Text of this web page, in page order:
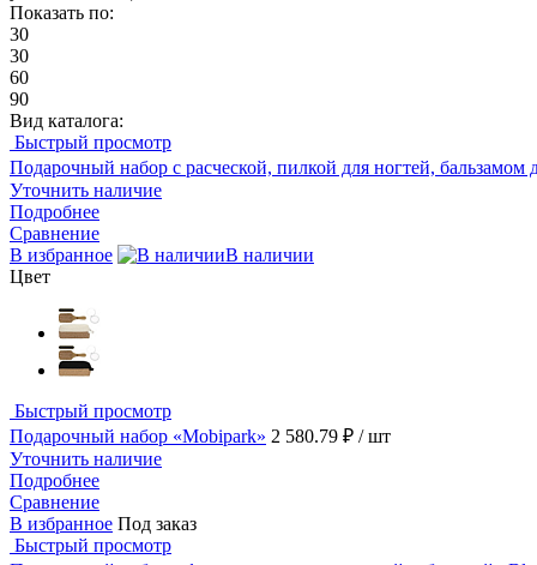
Показать по:
30
30
60
90
Вид каталога:
Быстрый просмотр
Подарочный набор с расческой, пилкой для ногтей, бальзамом
Уточнить наличие
Подробнее
Сравнение
В избранное
В наличии
Цвет
Быстрый просмотр
Подарочный набор «Mobipark» 2 580.79 ₽ / шт
Уточнить наличие
Подробнее
Сравнение
В избранное Под заказ
Быстрый просмотр